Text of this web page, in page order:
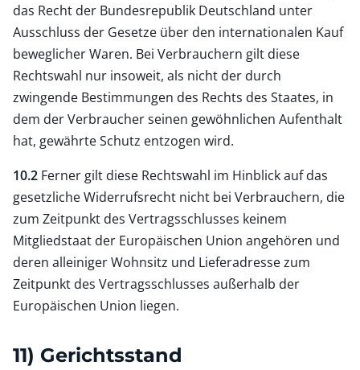
das Recht der Bundesrepublik Deutschland unter
Ausschluss der Gesetze über den internationalen Kauf
beweglicher Waren. Bei Verbrauchern gilt diese
Rechtswahl nur insoweit, als nicht der durch
zwingende Bestimmungen des Rechts des Staates, in
dem der Verbraucher seinen gewöhnlichen Aufenthalt
hat, gewährte Schutz entzogen wird.
10.2 Ferner gilt diese Rechtswahl im Hinblick auf das
gesetzliche Widerrufsrecht nicht bei Verbrauchern, die
zum Zeitpunkt des Vertragsschlusses keinem
Mitgliedstaat der Europäischen Union angehören und
deren alleiniger Wohnsitz und Lieferadresse zum
Zeitpunkt des Vertragsschlusses außerhalb der
Europäischen Union liegen.
11) Gerichtsstand